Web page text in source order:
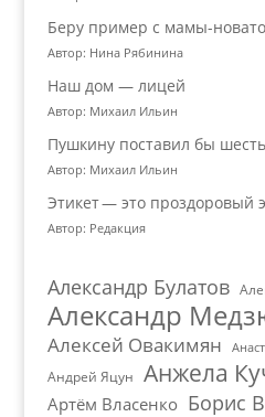
Беру пример с мамы-
Автор: Нина Рябинина
Наш дом — лицей
Автор: Михаил Ильин
Пушкину поставил бы
Автор: Михаил Ильин
Этикет — это проздоровый
Автор: Редакция
Александр Булатов
Александр
Алексей Овакимян
Андрей Яцун Анжела
Артём Власенко Борис